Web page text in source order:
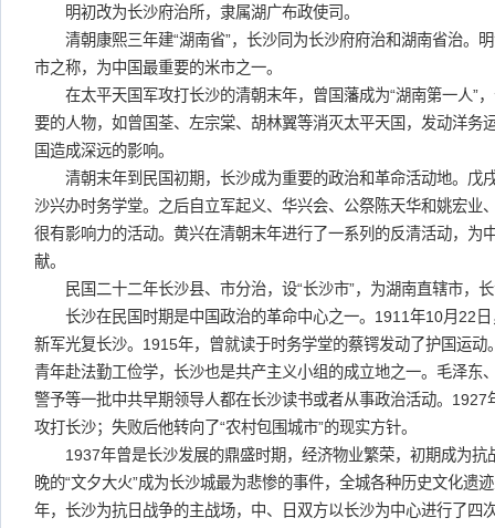
明初改为长沙府治所，隶属湖广布政使司。
清朝康熙三年建“湖南省”，长沙同为长沙府府治和湖南省治。
市之称，为中国最重要的米市之一。
在太平天国军攻打长沙的清朝末年，曾国藩成为“湖南第一人”
要的人物，如曾国荃、左宗棠、胡林翼等消灭太平天国，发动洋务
国造成深远的影响。
清朝末年到民国初期，长沙成为重要的政治和革命活动地。戊
沙兴办时务学堂。之后自立军起义、华兴会、公祭陈天华和姚宏业
很有影响力的活动。黄兴在清朝末年进行了一系列的反清活动，为
献。
民国二十二年长沙县、市分治，设“长沙市”，为湖南直辖市，
长沙在民国时期是中国政治的革命中心之一。1911年10月22日
新军光复长沙。1915年，曾就读于时务学堂的蔡锷发动了护国运
青年赴法勤工俭学，长沙也是共产主义小组的成立地之一。毛泽东
警予等一批中共早期领导人都在长沙读书或者从事政治活动。1927
攻打长沙；失败后他转向了“农村包围城市”的现实方针。
1937年曾是长沙发展的鼎盛时期，经济物业繁荣，初期成为抗
晚的“文夕大火”成为长沙城最为悲惨的事件，全城各种历史文化遗
年，长沙为抗日战争的主战场，中、日双方以长沙为中心进行了四